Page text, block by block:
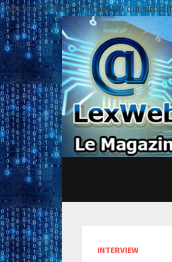
Captain Contrat, la start-up qui
Passer
au
contenu
INTERVIEW